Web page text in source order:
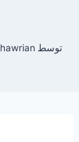
توسط hawrian